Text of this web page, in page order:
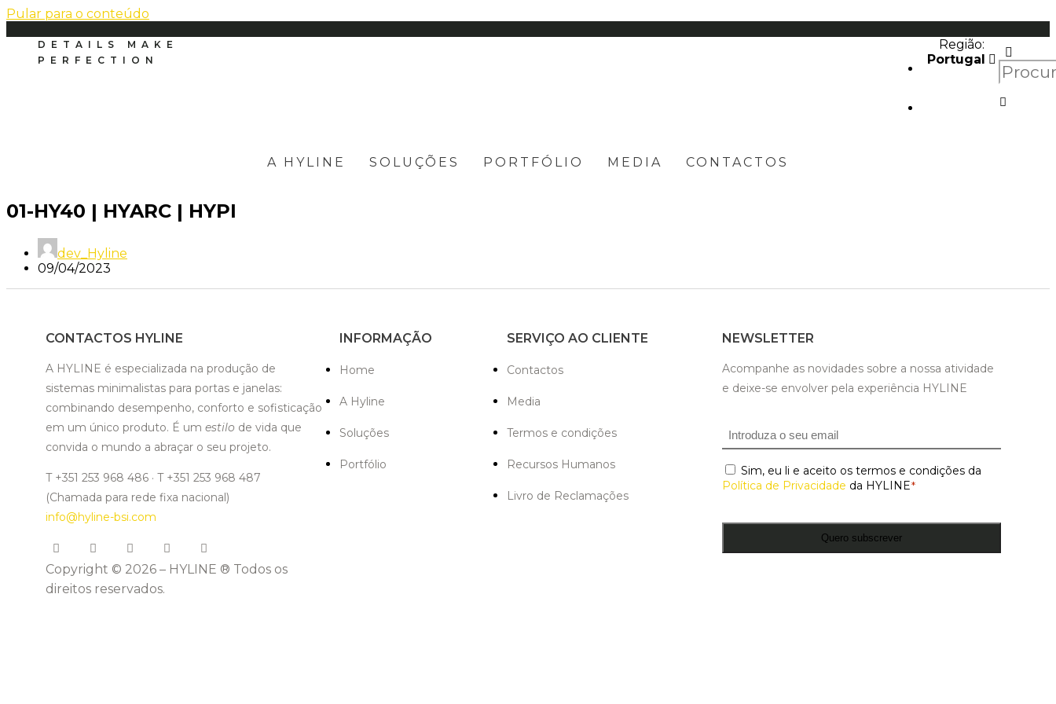
Pular para o conteúdo
DETAILS MAKE
PERFECTION
Região:
Portugal
A HYLINE SOLUÇÕES PORTFÓLIO MEDIA CONTACTOS
01-HY40 | HYARC | HYPI
dev_Hyline
09/04/2023
CONTACTOS HYLINE
A HYLINE é especializada na produção de
sistemas minimalistas para portas e janelas:
combinando desempenho, conforto e sofisticação
em um único produto. É um estilo de vida que
convida o mundo a abraçar o seu projeto.
T +351 253 968 486 · T +351 253 968 487
(Chamada para rede fixa nacional)
info@hyline-bsi.com
Copyright © 2026 – HYLINE ® Todos os
direitos reservados.
INFORMAÇÃO
Home
A Hyline
Soluções
Portfólio
SERVIÇO AO CLIENTE
Contactos
Media
Termos e condições
Recursos Humanos
Livro de Reclamações
NEWSLETTER
Acompanhe as novidades sobre a nossa atividade
e deixe-se envolver pela experiência HYLINE
Email*
Consentimento*
Sim, eu li e aceito os termos e condições da
Política de Privacidade da HYLINE*
Quero subscrever